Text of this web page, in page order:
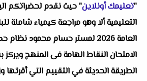
"تعليمك أونلاين" حيث نقدم لحضراتكم
التعليمية ألا وهو مراجعة كيمياء شاملة
العامة 2026 لمستر حسام محمود
الامتحان النقاط الهامة فى المنهج
الطريقة الحديثة في التقييم التي أقرتها